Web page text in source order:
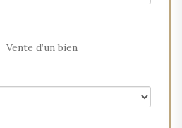
Vente d’un bien